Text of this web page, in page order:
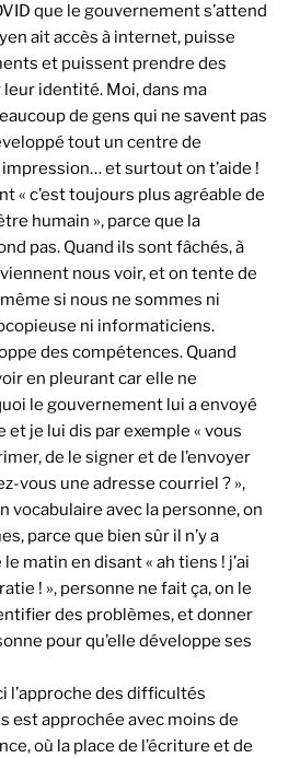
que le gouvernement s’attend
ait accès à internet, puisse
et puissent prendre des
identité. Moi, dans ma
de gens qui ne savent pas
tout un centre de
et surtout on t’aide !
« c’est toujours plus agréable de
humain », parce que la
pas. Quand ils sont fâchés, à
nous voir, et on tente de
si nous ne sommes ni
ni informaticiens.
des compétences. Quand
en pleurant car elle ne
le gouvernement lui a envoyé
et je lui dis par exemple « vous
de le signer et de l’envoyer
vous une adresse courriel ? »,
vocabulaire avec la personne, on
parce que bien sûr il n’y a
matin en disant « ah tiens ! j’ai
! », personne ne fait ça, on le
des problèmes, et donner
pour qu’elle développe ses
l’approche des difficultés
est approchée avec moins de
où la place de l’écriture et de